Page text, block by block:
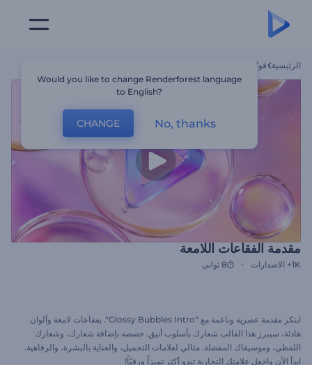
الرئيسية قوالب
مقدمة الفقاعات اللامعة
1K+ الاصدارات 8 ثواني
ابتكر مقدمة عصرية وناعمة مع "Glossy Bubbles Intro". بفقاعات لامعة وألوان
هادئة، سيبرز هذا القالب شعارك بأسلوب أنيق. خصصه بإضافة شعارك، وشعارك
اللفظي، وموسيقاك المفضلة. مثالي لعلامات التجميل، والعناية بالبشرة، والرفاهية.
ابدأ الآن واجعل علامتك التجارية تبدو أكثر تميزاً ورقيّاً!
Would you like to change Renderforest language
to English?
CHANGE No, thanks